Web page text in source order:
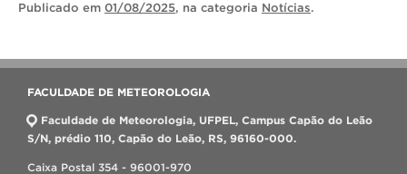
Publicado em 01/08/2025, na categoria Notícias.
FACULDADE DE METEOROLOGIA
Faculdade de Meteorologia, UFPEL, Campus Capão do Leão
S/N, prédio 110, Capão do Leão, RS, 96160-000.
Caixa Postal 354 - 96001-970